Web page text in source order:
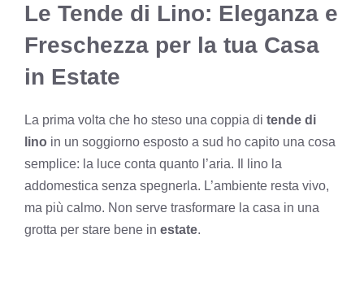
Le Tende di Lino: Eleganza e
Freschezza per la tua Casa
in Estate
La prima volta che ho steso una coppia di tende di
lino in un soggiorno esposto a sud ho capito una cosa
semplice: la luce conta quanto l’aria. Il lino la
addomestica senza spegnerla. L’ambiente resta vivo,
ma più calmo. Non serve trasformare la casa in una
grotta per stare bene in estate.